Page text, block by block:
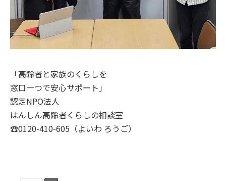
「高齢者と家族のくらしを
窓口一つで安心サポート」
認定NPO法人
はんしん高齢者くらしの相談室
☎0120-410-605（よいわ ろうご）